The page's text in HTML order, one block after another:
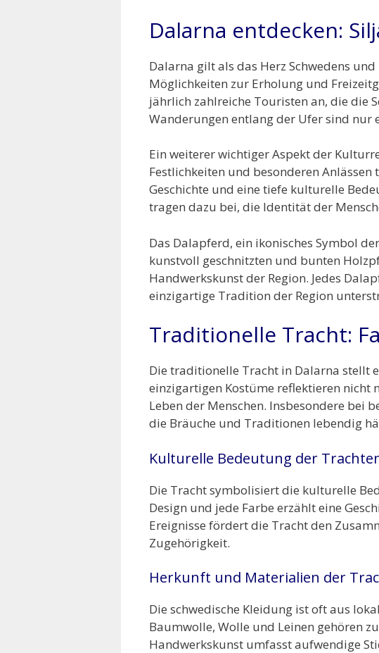
Dalarna entdecken:
Dalarna gilt als das Herz Schwedens
Möglichkeiten zur Erholung und
jährlich zahlreiche Touristen an, die die
Wanderungen entlang der Ufer sind
Ein weiterer wichtiger Aspekt der
Festlichkeiten und besonderen
Geschichte und eine tiefe kulturelle
tragen dazu bei, die Identität der
Das Dalapferd, ein ikonisches Symbol
kunstvoll geschnitzten und bunten
Handwerkskunst der Region. Jedes
einzigartige Tradition der Region
Traditionelle Tracht:
Die traditionelle Tracht in Dalarna stellt
einzigartigen Kostüme reflektieren nicht
Leben der Menschen. Insbesondere bei
die Bräuche und Traditionen lebendig
Kulturelle Bedeutung der
Die Tracht symbolisiert die kulturelle
Design und jede Farbe erzählt eine
Ereignisse fördert die Tracht den
Zugehörigkeit.
Herkunft und Materialien der
Die schwedische Kleidung ist oft aus
Baumwolle, Wolle und Leinen gehören
Handwerkskunst umfasst aufwendige